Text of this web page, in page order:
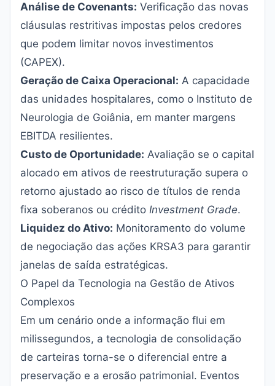
Análise de Covenants: Verificação das novas
cláusulas restritivas impostas pelos credores
que podem limitar novos investimentos
(CAPEX).
Geração de Caixa Operacional: A capacidade
das unidades hospitalares, como o Instituto de
Neurologia de Goiânia, em manter margens
EBITDA resilientes.
Custo de Oportunidade: Avaliação se o capital
alocado em ativos de reestruturação supera o
retorno ajustado ao risco de títulos de renda
fixa soberanos ou crédito Investment Grade.
Liquidez do Ativo: Monitoramento do volume
de negociação das ações KRSA3 para garantir
janelas de saída estratégicas.
O Papel da Tecnologia na Gestão de Ativos
Complexos
Em um cenário onde a informação flui em
milissegundos, a tecnologia de consolidação
de carteiras torna-se o diferencial entre a
preservação e a erosão patrimonial. Eventos